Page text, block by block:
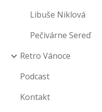
Libuše Niklová
Pečivárne Sereď
Retro Vánoce
Podcast
Kontakt